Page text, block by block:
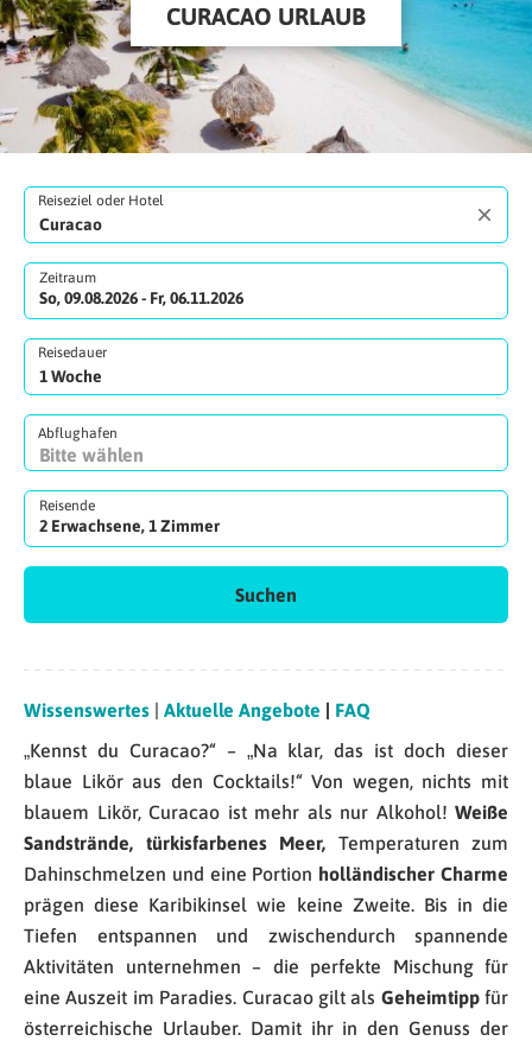
CURACAO URLAUB
Reiseziel oder Hotel
Zeitraum
So, 09.08.2026 - Fr, 06.11.2026
Reisedauer
Abflughafen
Reisende
2 Erwachsene, 1 Zimmer
Suchen
Wissenswertes Aktuelle Angebote
FAQ
„Kennst du Curacao?“ – „Na klar, das ist doch dieser
blaue Likör aus den Cocktails!“ Von wegen, nichts mit
blauem Likör, Curacao ist mehr als nur Alkohol! Weiße
Sandstrände, türkisfarbenes Meer, Temperaturen zum
Dahinschmelzen und eine Portion holländischer Charme
prägen diese Karibikinsel wie keine Zweite. Bis in die
Tiefen entspannen und zwischendurch spannende
Aktivitäten unternehmen – die perfekte Mischung für
eine Auszeit im Paradies. Curacao gilt als Geheimtippfür
österreichische Urlauber. Damit ihr in den Genuss der